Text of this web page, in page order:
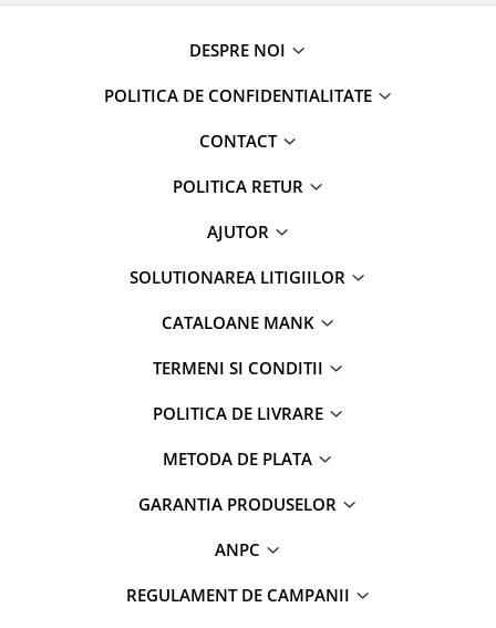
DESPRE NOI
POLITICA DE CONFIDENTIALITATE
CONTACT
POLITICA RETUR
AJUTOR
SOLUTIONAREA LITIGIILOR
CATALOANE MANK
TERMENI SI CONDITII
POLITICA DE LIVRARE
METODA DE PLATA
GARANTIA PRODUSELOR
ANPC
REGULAMENT DE CAMPANII